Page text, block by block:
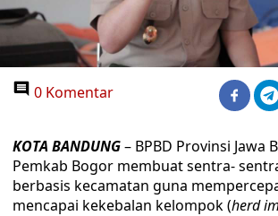
0 Komentar
KOTA BANDUNG– BPBD Provinsi Jawa
Pemkab Bogor membuat sentra-
berbasis kecamatan guna
mencapai kekebalan kelompok (herd